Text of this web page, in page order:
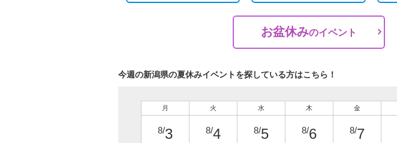
お盆休みのイベント
今週の新潟県の夏休みイベントを探している方はこちら！
月
8/3
火
8/4
水
8/5
木
8/6
金
8/7